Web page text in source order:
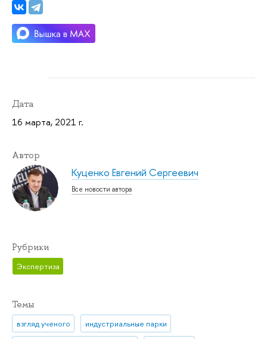
Дата
16 марта, 2021 г.
Автор
Куценко Евгений Сергеевич
Все новости автора
Рубрики
Экспертиза
Темы
взгляд ученого индустриальные парки